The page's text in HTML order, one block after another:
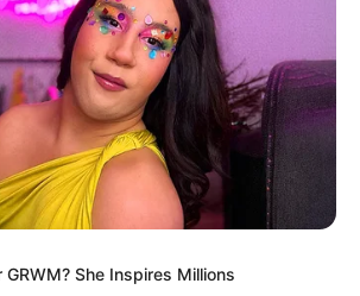
Εύβοια για αγαπημένο
χωρίς πλοίο» και είναι 1
– Υπερβολή ή όχι;
για γυναίκα
evianews.com στο
GRWM? She Inspires Millions